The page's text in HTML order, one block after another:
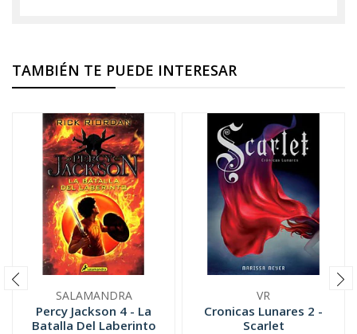
TAMBIÉN TE PUEDE INTERESAR
SALAMANDRA
Percy Jackson 4 - La
Batalla Del Laberinto
VR
Cronicas Lunares 2 -
Scarlet